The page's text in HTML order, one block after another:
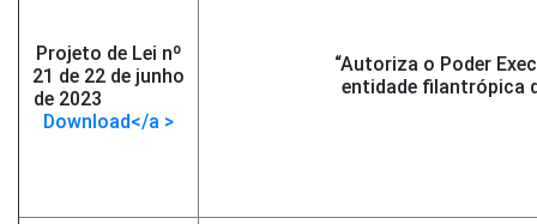
Projeto de Lei nº
21 de 22 de junho
de 2023
Download</a >
“Autoriza o Poder
entidade filantrópica